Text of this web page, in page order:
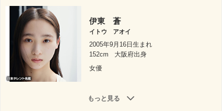
伊東 蒼
イトウ アオイ
2005年9月16日生まれ
152cm
大阪府出身
女優
もっと見る